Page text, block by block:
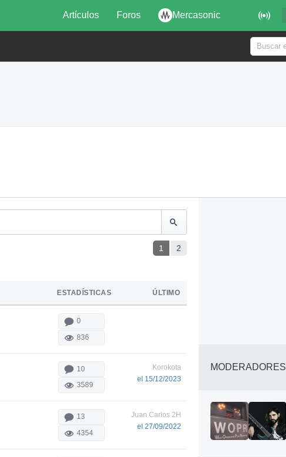

Artículos Foros Mercasonic
1 2
ESTADÍSTICAS ÚLTIMO
0
836
10
3589
Korokota
el 15/12/2023
13
4354
Juan Carlos 2H
el 27/09/2022
MODERADORES